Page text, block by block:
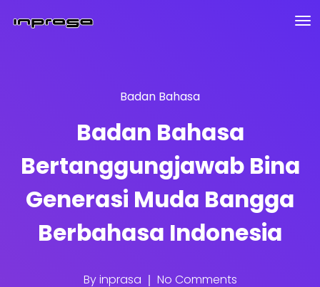
Badan Bahasa
Badan Bahasa
Bertanggungjawab Bina
Generasi Muda Bangga
Berbahasa Indonesia
Byinprasa No Comments